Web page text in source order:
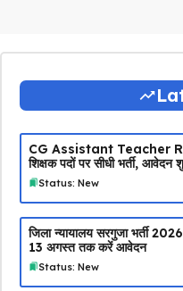
CG Assistant Teacher
शिक्षक पदों पर सीधी भर्ती,
Status: New
जिला न्यायालय सरगुजा भर्ती
13 अगस्त तक करें आवेदन
Status: New